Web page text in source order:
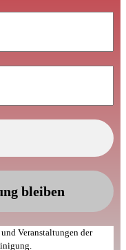
Veranstaltungen der